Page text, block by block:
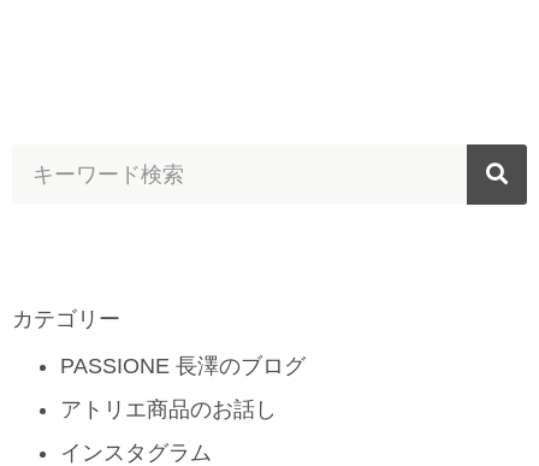
カテゴリー
PASSIONE 長澤のブログ
アトリエ商品のお話し
インスタグラム